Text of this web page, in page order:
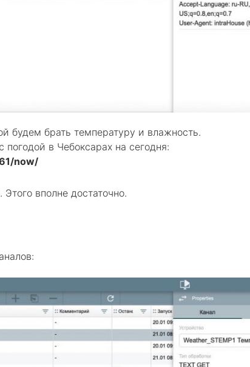
будем брать температуру и влажность.
в Чебоксарах на сегодня:
now/
вполне достаточно.